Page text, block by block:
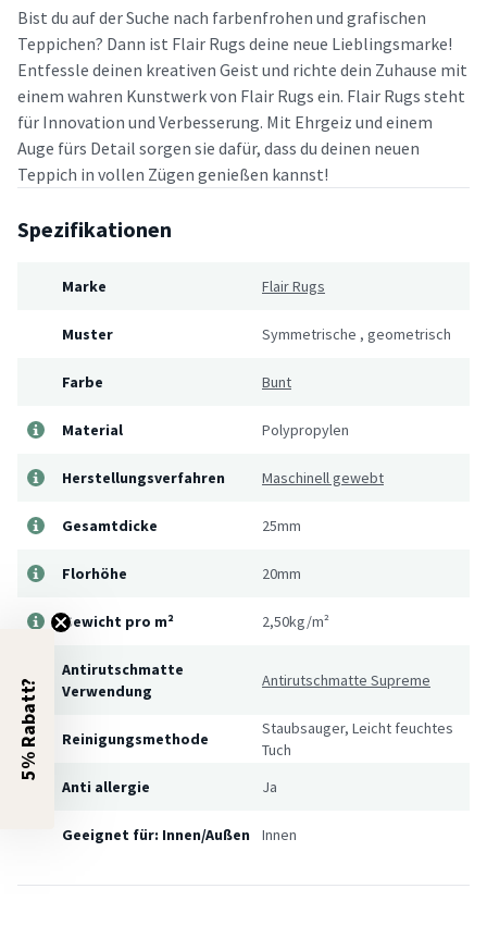
Bist du auf der Suche nach farbenfrohen und grafischen
Teppichen? Dann ist Flair Rugs deine neue Lieblingsmarke!
Entfessle deinen kreativen Geist und richte dein Zuhause mit
einem wahren Kunstwerk von Flair Rugs ein. Flair Rugs steht
für Innovation und Verbesserung. Mit Ehrgeiz und einem
Auge fürs Detail sorgen sie dafür, dass du deinen neuen
Teppich in vollen Zügen genießen kannst!
Spezifikationen
Marke Flair Rugs
Muster Symmetrische , geometrisch
Farbe Bunt
Material Polypropylen
Herstellungsverfahren Maschinell gewebt
Gesamtdicke 25mm
Florhöhe 20mm
Gewicht pro m² 2,50kg/m²
Antirutschmatte
Verwendung
Antirutschmatte Supreme
Reinigungsmethode
Staubsauger, Leicht feuchtes
Tuch
Anti allergie
Ja
Geeignet für: Innen/Außen Innen
5% Rabatt?